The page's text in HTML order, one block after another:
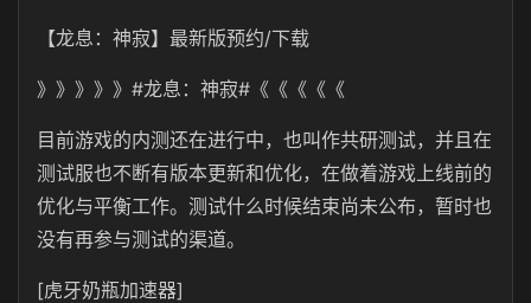
【龙息：神寂】最新版预约/下载
》》》》》#龙息：神寂#《《《《《
目前游戏的内测还在进行中，也叫作共研测试，并且在
测试服也不断有版本更新和优化，在做着游戏上线前的
优化与平衡工作。测试什么时候结束尚未公布，暂时也
没有再参与测试的渠道。
[虎牙奶瓶加速器]